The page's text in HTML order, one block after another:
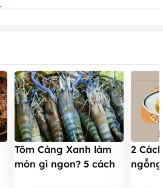
Tôm Càng Xanh làm
món gì ngon? 5 cách
2